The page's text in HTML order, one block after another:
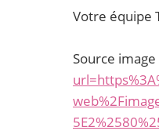
Votre équipe
Source